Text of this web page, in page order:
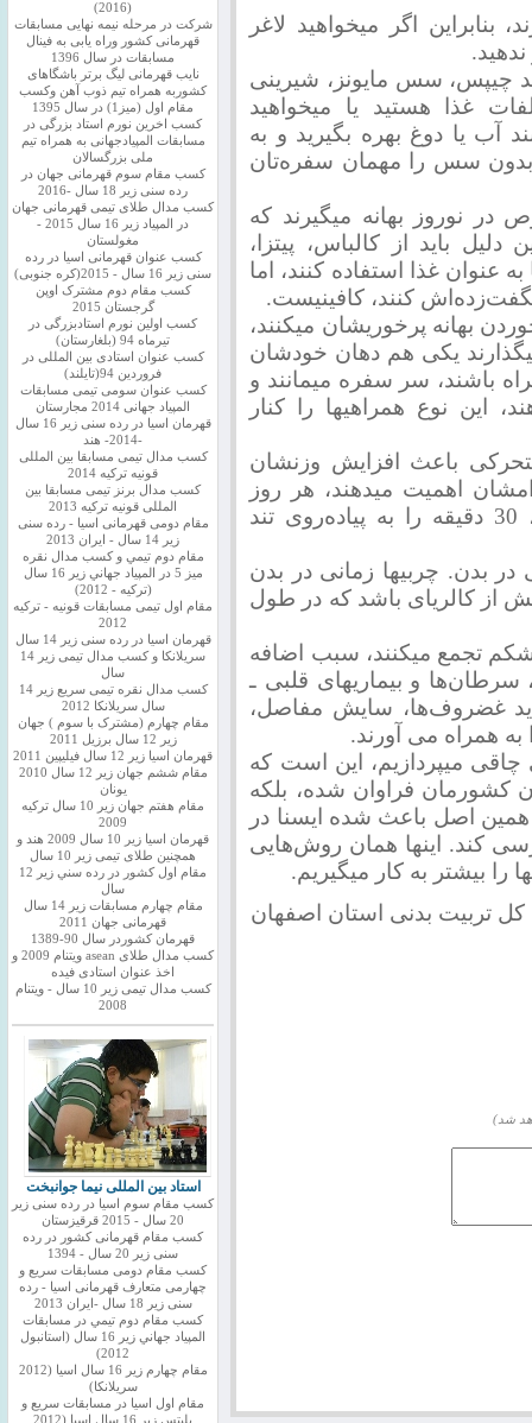
اگر میخواهید لاغر
چیپس، سس مایونز، شیرینی
غذا هستید یا میخواهید
آب یا دوغ بهره بگیرید و به
بدون سس را مهمان سفره‌تان
نوروز بهانه میگیرند که
باید از کالباس، پیتزا،
عنوان غذا استفاده کنند، اما
کنند، کافینیست.
بهانه پرخوریشان میکنند،
یکی هم دهان خودشان
باشند، سر سفره میمانند و
این نوع همراهیها را کنار
باعث افزایش وزنشان
اهمیت میدهند، هر روز
نرمش میکنند یا دست‌کم 3 روز در هفته، 30 دقیقه را به پیاده‌روی تند
بدن. چربیها زمانی در بدن
از کالریای باشد که در طول
تجمع میکنند، سبب اضافه
سرطان‌ها و بیماریهای قلبی ـ
غضروف‌ها، سایش مفاصل،
همراه می آورند.
چاقی میپردازیم، این است که
کشورمان فراوان شده، بلکه
اصل باعث شده ایسنا در
کند. اینها همان روش‌هایی
را بیشتر به کار میگیریم.
بدنی استان اصفهان
شد)
(2016)
شرکت در مرحله نیمه نهایی مسابقات
قهرمانی کشور وراه یابی به فینال
مسابقات در سال 1396
نایب قهرمانی لیگ برتر باشگاهای
کشوربه همراه تیم ذوب آهن وکسب
مقام اول (میز1) در سال 1395
کسب اخرین نورم استاد بزرگی در
مسابقات المپیادجهانی به همراه تیم
ملی بزرگسالان
کسب مقام سوم قهرمانی جهان در
رده سنی زیر 18 سال -2016
کسب مدال طلای تیمی قهرمانی جهان
در المپیاد زیر 16 سال 2015 -
مغولستان
کسب عنوان قهرمانی اسیا در رده
سنی زیر 16 سال - 2015(کره جنوبی)
کسب مقام دوم مشترک اوپن
گرجستان 2015
کسب اولین نورم استادبزرگی در
تیرماه 94 (بلغارستان)
کسب عنوان استادی بین المللی در
فروردین 94(تایلند)
کسب عنوان سومی تیمی مسابقات
المپیاد جهانی 2014 مجارستان
قهرمان اسیا در رده سنی زیر 16 سال
-2014- هند
کسب مدال تیمی مسابقا بین المللی
قونیه ترکیه 2014
کسب مدال برنز تیمی مسابقا بین
المللی قونیه ترکیه 2013
مقام دومی قهرمانی اسیا - رده سنی
زیر 14 سال - ایران 2013
مقام دوم تيمي و كسب مدال نقره
ميز 5 در المپياد جهاني زير 16 سال
(تركيه - 2012)
مقام اول تیمی مسابقات قونیه - ترکیه
2012
قهرمان اسیا در رده سنی زیر 14 سال
سريلانكا و کسب مدال تیمی زیر 14
سال
کسب مدال نقره تیمی سریع زیر 14
سال سریلانکا 2012
مقام چهارم (مشترک با سوم ) جهان
زیر 12 سال برزیل 2011
قهرمان اسيا زير 12 سال فیلیپین 2011
مقام ششم جهان زیر 12 سال 2010
یونان
مقام هفتم جهان زیر 10 سال ترکیه
2009
قهرمان اسيا زیر 10 سال 2009 هند و
همچنین طلای تیمی زیر 10 سال
مقام اول كشور در رده سني زير 12
سال
مقام چهارم مسابقات زیر 14 سال
قهرمانی جهان 2011
قهرمان کشوردر سال 90-1389
کسب مدال طلای asean ویتنام 2009 و
اخذ عنوان استادی فیده
کسب مدال تیمی زیر 10 سال - ویتنام
2008
استاد بین المللی نیما جوانبخت
کسب مقام سوم اسیا در رده سنی زیر
20 سال - 2015 قرقیزستان
کسب مقام قهرمانی کشور در رده
سنی زیر 20 سال - 1394
کسب مقام دومی مسابقات سریع و
چهارمی متعارف قهرمانی اسیا - رده
سنی زیر 18 سال -ایران 2013
كسب مقام دوم تيمي در مسابقات
المپياد جهاني زير 16 سال (استانبول
2012)
مقام چهارم زير 16 سال اسيا (2012
سريلانكا)
مقام اول اسيا در مسابقات سريع و
بليتس زير 16 سال اسيا (2012